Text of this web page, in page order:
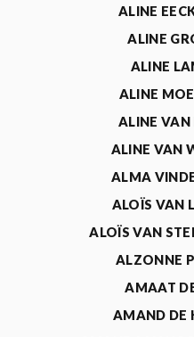
ALINE
ALINE
ALINE
ALINE
ALINE VAN
ALINE VAN
ALMA
ALOÏS VAN
ALOÏS VAN
ALZONNE
AMAAT
AMAND DE